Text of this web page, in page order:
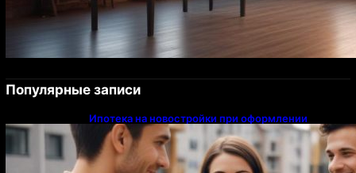
Популярные записи
Ипотека на новостройки при оформлении
напрямую у застройщика